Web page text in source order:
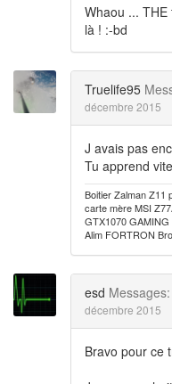
Whaou ...
là ! :-bd
Truelife95
décembre 2015
J avais pas
Tu apprend
Boitier Zalman Z11
carte mère MSI
GTX1070
Alim FORTRON
esd
décembre 2015
Bravo pour ce